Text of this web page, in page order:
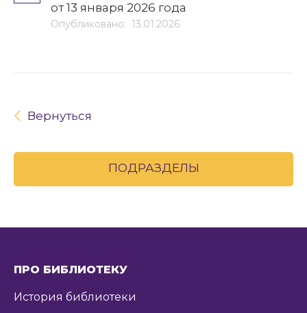
от 13 января 2026 года
Опубликовано: 13.01.2026
Вернуться
ПОДРАЗДЕЛЫ
ПРО БИБЛИОТЕКУ
История библиотеки